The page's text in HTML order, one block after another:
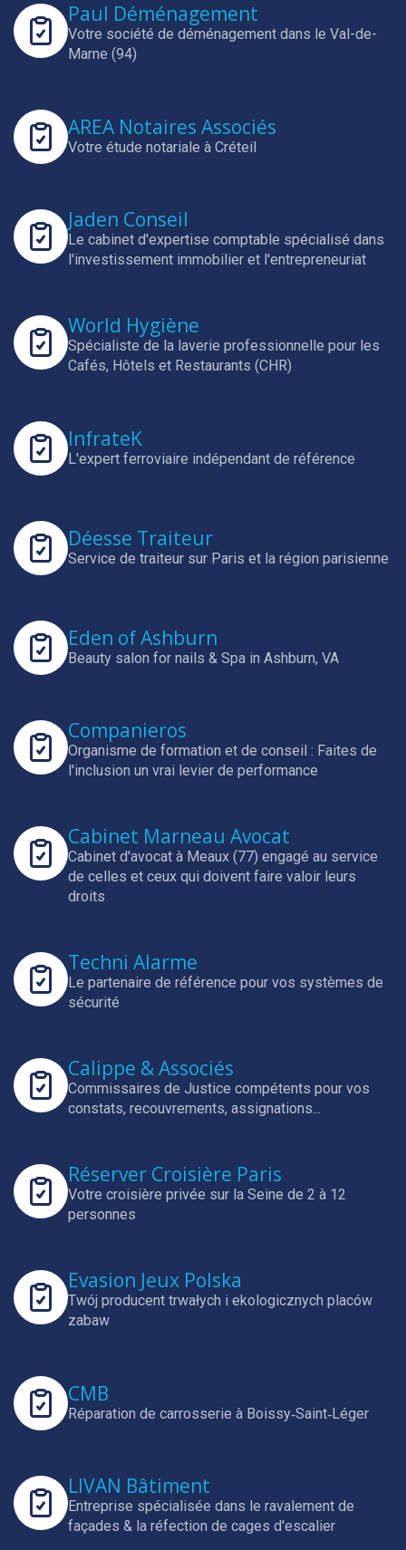
Paul Déménagement
Votre société de déménagement dans le Val-de-
Marne (94)
AREA Notaires Associés
Votre étude notariale à Créteil
Jaden Conseil
Le cabinet d'expertise comptable spécialisé dans
l'investissement immobilier et l'entrepreneuriat
World Hygiène
Spécialiste de la laverie professionnelle pour les
Cafés, Hôtels et Restaurants (CHR)
InfrateK
L'expert ferroviaire indépendant de référence
Déesse Traiteur
Service de traiteur sur Paris et la région parisienne
Eden of Ashburn
Beauty salon for nails & Spa in Ashburn, VA
Companieros
Organisme de formation et de conseil : Faites de
l'inclusion un vrai levier de performance
Cabinet Marneau Avocat
Cabinet d'avocat à Meaux (77) engagé au service
de celles et ceux qui doivent faire valoir leurs
droits
Techni Alarme
Le partenaire de référence pour vos systèmes de
sécurité
Calippe & Associés
Commissaires de Justice compétents pour vos
constats, recouvrements, assignations...
Réserver Croisière Paris
Votre croisière privée sur la Seine de 2 à 12
personnes
Evasion Jeux Polska
Twój producent trwałych i ekologicznych placów
zabaw
CMB
Réparation de carrosserie à Boissy‑Saint‑Léger
LIVAN Bâtiment
Entreprise spécialisée dans le ravalement de
façades & la réfection de cages d'escalier